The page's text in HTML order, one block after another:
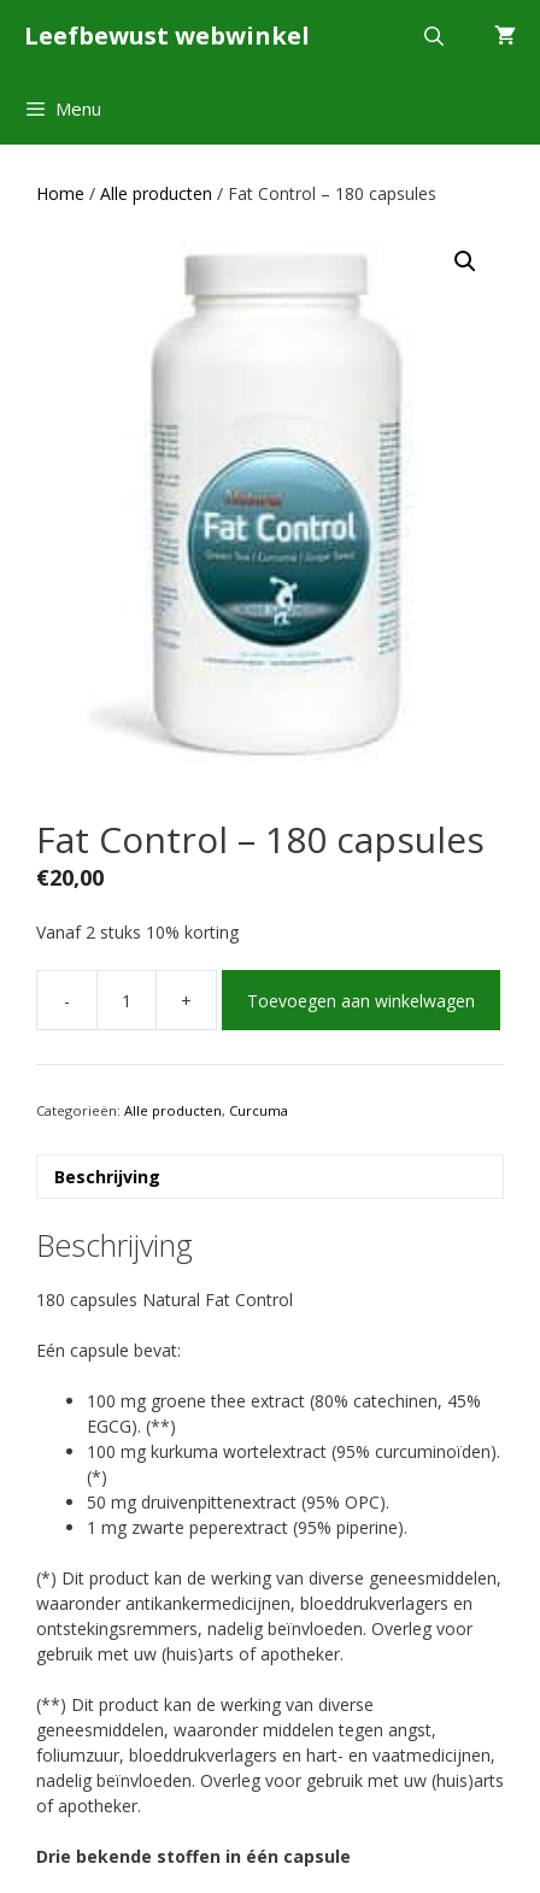
naarLeefbewust webwinkel
Menu
Home / Alle producten / Fat Control – 180 capsules
Fat Control – 180 capsules
€20,00
Vanaf 2 stuks 10% korting
-
Control
-
capsules
+ Toevoegen aan winkelwagen
Categorieën: Alle producten, Curcuma
Beschrijving
Beschrijving
180 capsules Natural Fat Control
Eén capsule bevat:
100 mg groene thee extract (80% catechinen, 45%
EGCG). (**)
100 mg kurkuma wortelextract (95% curcuminoïden).
(*)
50 mg druivenpittenextract (95% OPC).
1 mg zwarte peperextract (95% piperine).
(*) Dit product kan de werking van diverse geneesmiddelen,
waaronder antikankermedicijnen, bloeddrukverlagers en
ontstekingsremmers, nadelig beïnvloeden. Overleg voor
gebruik met uw (huis)arts of apotheker.
(**) Dit product kan de werking van diverse
geneesmiddelen, waaronder middelen tegen angst,
foliumzuur, bloeddrukverlagers en hart- en vaatmedicijnen,
nadelig beïnvloeden. Overleg voor gebruik met uw (huis)arts
of apotheker.
Drie bekende stoffen in één capsule